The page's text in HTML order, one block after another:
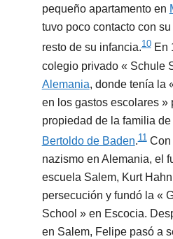
pequeño apartamento en
tuvo poco contacto con
resto de su infancia.10 En
colegio privado « Schule
Alemania, donde tenía la
en los gastos escolares »
propiedad de la familia
Bertoldo de Baden.11 Con
nazismo en Alemania, el
escuela Salem, Kurt
persecución y fundó la «
School » en Escocia.
en Salem, Felipe pasó a